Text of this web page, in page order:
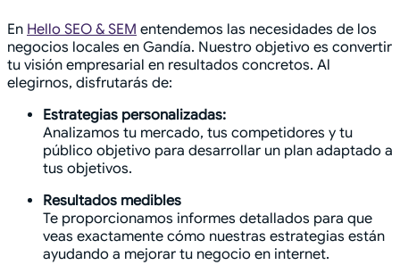
En Hello SEO & SEM entendemos las necesidades de los
negocios locales en Gandía. Nuestro objetivo es convertir
tu visión empresarial en resultados concretos. Al
elegirnos, disfrutarás de:
Estrategias personalizadas:
Analizamos tu mercado, tus competidores y tu
público objetivo para desarrollar un plan adaptado a
tus objetivos.
Resultados medibles
Te proporcionamos informes detallados para que
veas exactamente cómo nuestras estrategias están
ayudando a mejorar tu negocio en internet.